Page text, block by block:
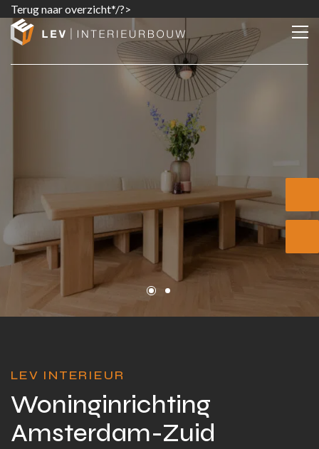
Terug naar overzicht*/?>
LEV INTERIEUR
Woninginrichting
Amsterdam-Zuid